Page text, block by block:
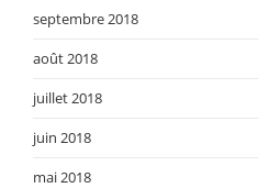
septembre 2018
août 2018
juillet 2018
juin 2018
mai 2018